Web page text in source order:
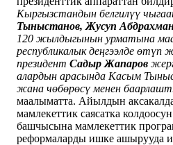
Кыргызстандын белгилүү
Тыныстанов, Жусуп
120 жылдыгынын урматына
республикалык деңгээлде
президент Садыр Жапаров
алардын арасында Касым
жана чөбөрөсү менен
маалыматта. Айылдын
мамлекеттик саясатка
башчысына мамлекеттик
реформаларды ишке ашырууда